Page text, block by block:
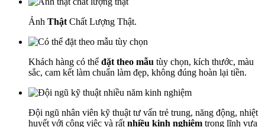
Ảnh Thật Chất Lượng Thật.
Khách hàng có thể đặt theo mẫu tùy chọn, kích thước, màu
sắc, cam kết làm chuẩn làm đẹp, không đúng hoàn lại tiền.
Đội ngũ nhân viên kỹ thuật tư vấn trẻ trung, năng động, nhiệt
huyết với công việc và rất nhiều kinh nghiệm trong lĩnh vựa